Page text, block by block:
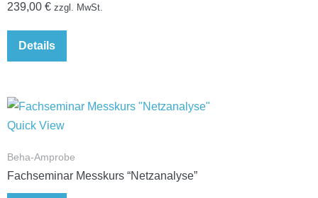
239,00 € zzgl. MwSt.
Details
Quick View
Beha-Amprobe
Fachseminar Messkurs “Netzanalyse”